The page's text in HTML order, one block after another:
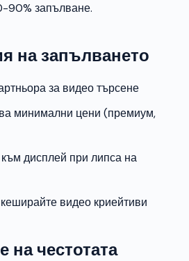
90% запълване.
на запълването
за видео търсене
минимални цени (премиум,
дисплей при липса на
видео криейтиви
на честотата